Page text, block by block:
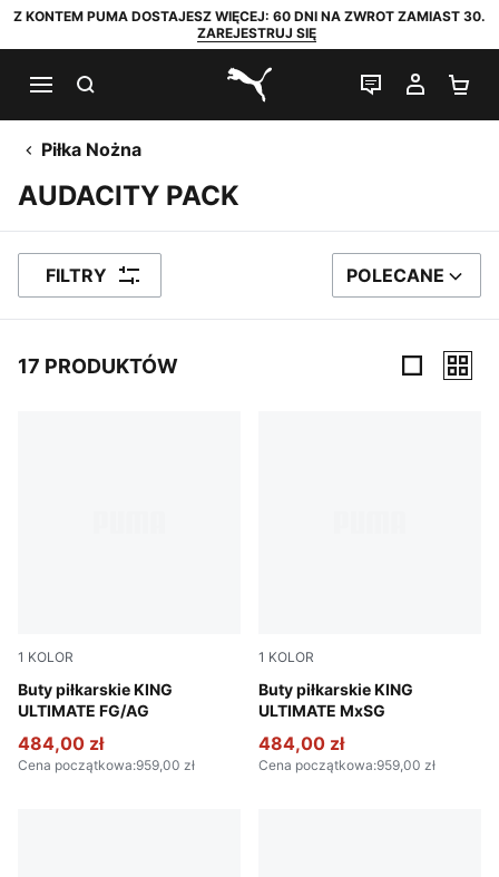
Z KONTEM PUMA DOSTAJESZ WIĘCEJ: 60 DNI NA ZWROT ZAMIAST 30.
ZAREJESTRUJ SIĘ
PUMA.com
CZAT NA
MOJE
Piłka Nożna
AUDACITY PACK
FILTRY SORTUJ WEDŁUG
POLECANE
17 PRODUKTÓW
1 KOLOR
Buty piłkarskie KING
ULTIMATE FG/AG
PUMA Silver-PUMA Black-Sun Struck-PUMA White
484,00 zł
Cena początkowa:959,00 zł
1 KOLOR
Buty piłkarskie KING
ULTIMATE MxSG
PUMA Silver-PUMA Black-
484,00 zł
Cena początkowa:959,00 zł